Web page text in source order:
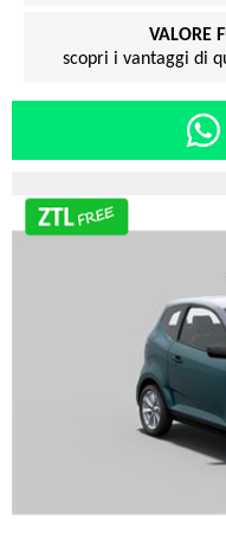
VALORE
scopri i vantaggi di